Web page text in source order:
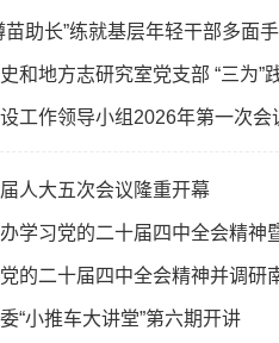
苗助长”练就基层年轻干部多面手
和地方志研究室党支部 “三为
工作领导小组2026年第一次会
人大五次会议隆重开幕
学习党的二十届四中全会精神
的二十届四中全会精神并调研
“小推车大讲堂”第六期开讲